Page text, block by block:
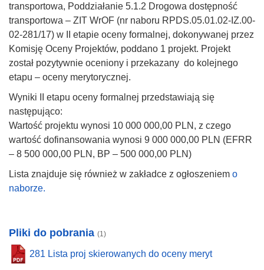
transportowa, Poddziałanie 5.1.2 Drogowa dostępność
transportowa – ZIT WrOF (nr naboru RPDS.05.01.02-IZ.00-
02-281/17) w II etapie oceny formalnej, dokonywanej przez
Komisję Oceny Projektów, poddano 1 projekt. Projekt
został pozytywnie oceniony i przekazany do kolejnego
etapu – oceny merytorycznej.
Wyniki II etapu oceny formalnej przedstawiają się
następująco:
Wartość projektu wynosi 10 000 000,00 PLN, z czego
wartość dofinansowania wynosi 9 000 000,00 PLN (EFRR
– 8 500 000,00 PLN, BP – 500 000,00 PLN)
Lista znajduje się również w zakładce z ogłoszeniem o
naborze.
Pliki do pobrania (1)
281 Lista proj skierowanych do oceny meryt